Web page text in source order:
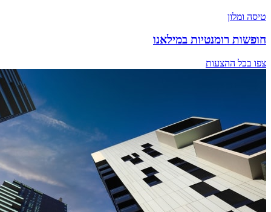
טיסה ומלון
חופשות רומנטיות במילאנו
צפו בכל ההצעות